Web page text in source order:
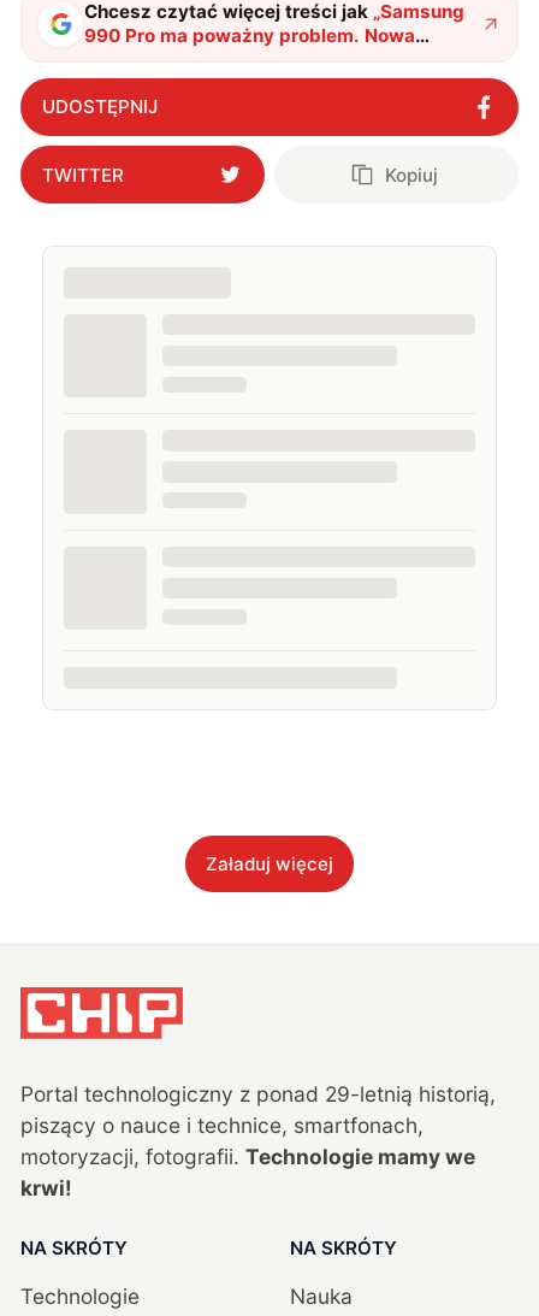
Chcesz czytać więcej treści jak „Samsung
990 Pro ma poważny problem. Nowa
aktualizacja ma go rozwiązać"?
UDOSTĘPNIJ
TWITTER Kopiuj
Załaduj więcej
Portal technologiczny z ponad 29-letnią historią,
piszący o nauce i technice, smartfonach,
motoryzacji, fotografii. Technologie mamy we
krwi!
NA SKRÓTY
Technologie
NA SKRÓTY
Nauka